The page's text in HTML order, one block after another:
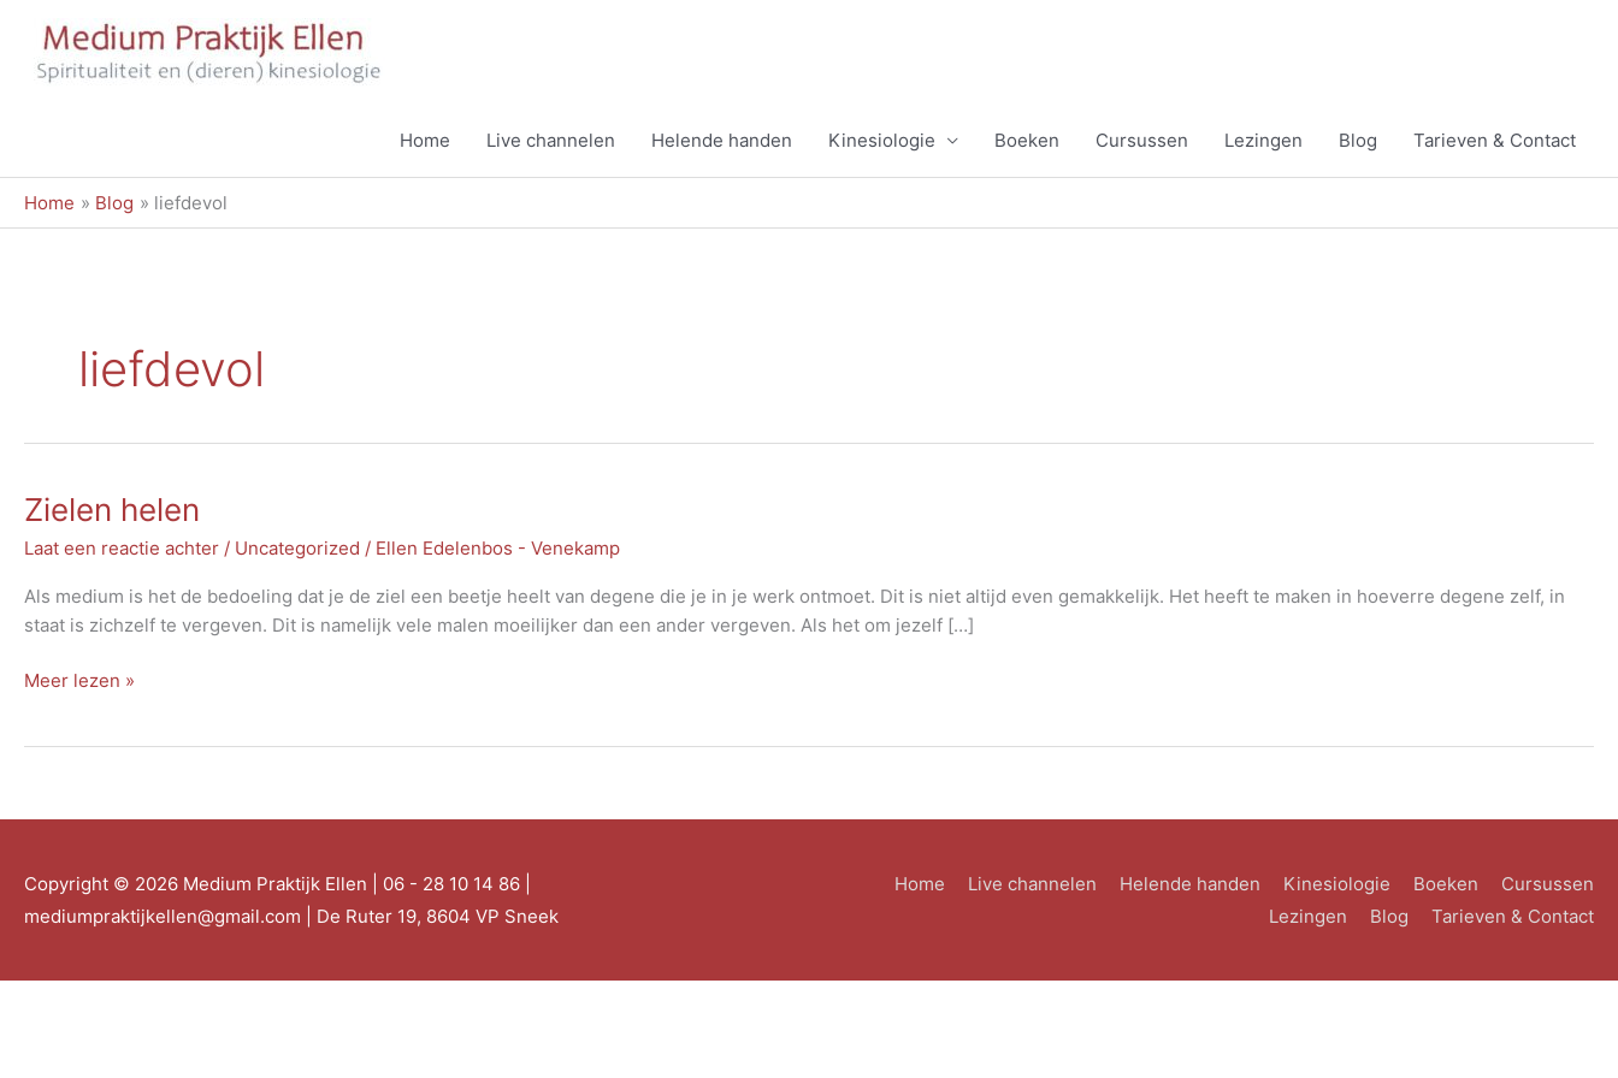
Home
Live channelen Helende handen Kinesiologie Boeken Cursussen Lezingen Blog Tarieven & Contact
Home Blog liefdevol
liefdevol
Zielen helen
Laat een reactie achter / Uncategorized / Ellen Edelenbos - Venekamp
Als medium is het de bedoeling dat je de ziel een beetje heelt van degene die je in je werk ontmoet. Dit is niet altijd even gemakkelijk. Het heeft te maken in hoeverre degene zelf, in
staat is zichzelf te vergeven. Dit is namelijk vele malen moeilijker dan een ander vergeven. Als het om jezelf […]
Zielen
Meer lezen »
Copyright © 2026 Medium Praktijk Ellen | 06 - 28 10 14 86 |
mediumpraktijkellen@gmail.com | De Ruter 19, 8604 VP Sneek
Home Live channelen Helende handen Kinesiologie Boeken
Cursussen
Lezingen
Blog Tarieven & Contact